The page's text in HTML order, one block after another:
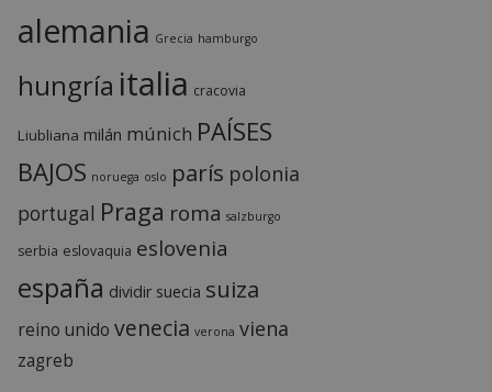
alemania Grecia hamburgo
hungría italia cracovia
Liubliana milán múnich PAÍSES
BAJOS noruega oslo parís polonia
portugal Praga roma salzburgo
serbia eslovaquia eslovenia
españa dividir suecia suiza
reino unido venecia verona viena
zagreb